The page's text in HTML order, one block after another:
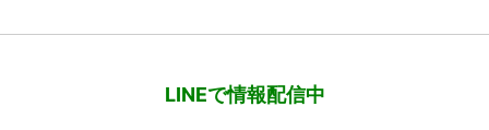
LINEで情報配信中